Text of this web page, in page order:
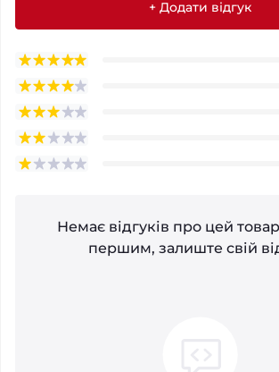
+ Додати відгук
Немає відгуків про цей
першим, залиште свій